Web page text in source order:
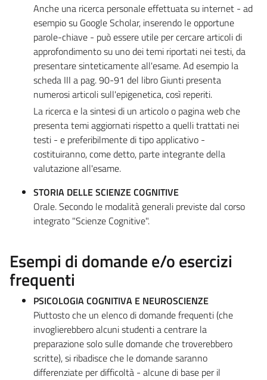
Anche una ricerca personale effettuata su internet - ad
esempio su Google Scholar, inserendo le opportune
parole-chiave - può essere utile per cercare articoli di
approfondimento su uno dei temi riportati nei testi, da
presentare sinteticamente all'esame. Ad esempio la
scheda III a pag. 90-91 del libro Giunti presenta
numerosi articoli sull'epigenetica, così reperiti.
La ricerca e la sintesi di un articolo o pagina web che
presenta temi aggiornati rispetto a quelli trattati nei
testi - e preferibilmente di tipo applicativo -
costituiranno, come detto, parte integrante della
valutazione all'esame.
STORIA DELLE SCIENZE COGNITIVE
Orale. Secondo le modalità generali previste dal corso
integrato "Scienze Cognitive".
Esempi di domande e/o esercizi
frequenti
PSICOLOGIA COGNITIVA E NEUROSCIENZE
Piuttosto che un elenco di domande frequenti (che
invoglierebbero alcuni studenti a centrare la
preparazione solo sulle domande che troverebbero
scritte), si ribadisce che le domande saranno
differenziate per difficoltà - alcune di base per il